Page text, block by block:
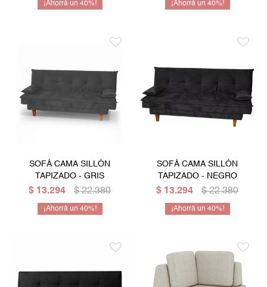
40 40
SOFÁ CAMA SILLÓN
TAPIZADO - GRIS
$ 13.294 $ 22.380
40
SOFÁ CAMA SILLÓN
TAPIZADO - NEGRO
$ 13.294 $ 22.380
40